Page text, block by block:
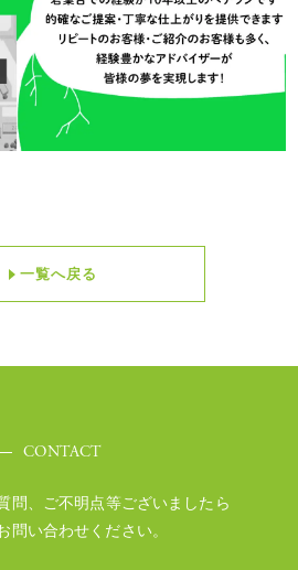
一覧へ戻る
CONTACT
問、ご不明点等ございましたら
問い合わせください。